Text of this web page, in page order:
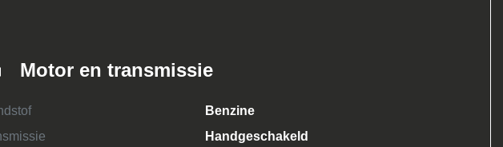
Motor en transmissie
Benzine
Handgeschakeld